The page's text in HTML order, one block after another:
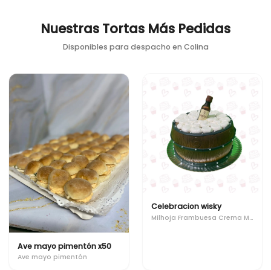
Nuestras Tortas Más Pedidas
Disponibles para despacho en Colina
Ave mayo pimentón x50
Ave mayo pimentón
Celebracion wisky
Milhoja Frambuesa Crema Manjar